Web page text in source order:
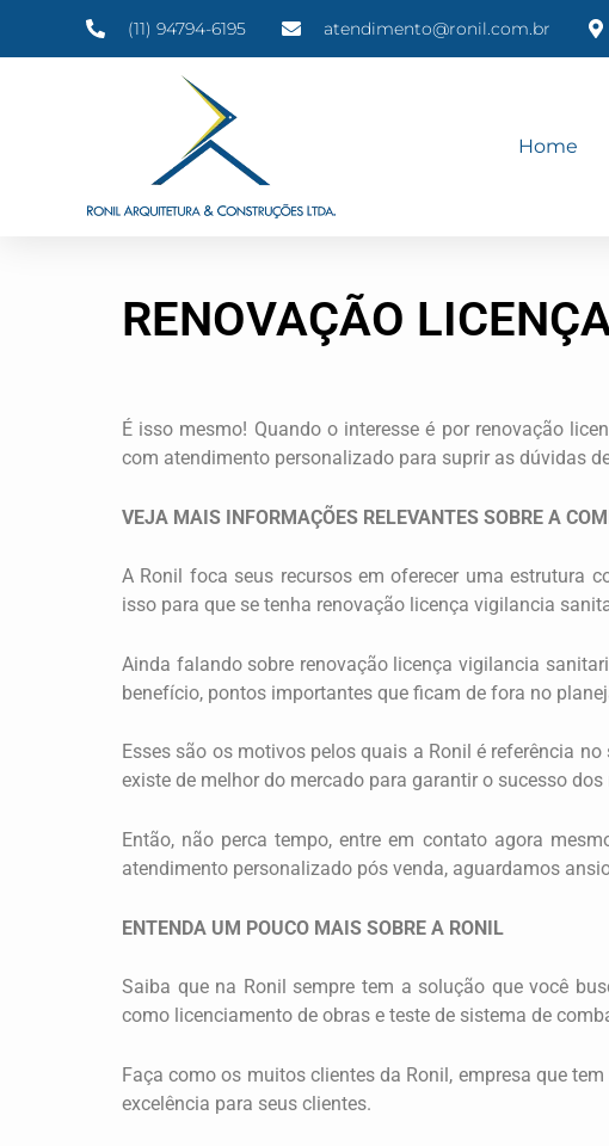
(11) 94794-6195 atendimento@ronil.com.br
Home
RENOVAÇÃO
É isso mesmo! Quando o interesse é por renovação
com atendimento personalizado para suprir as dúvidas
VEJA MAIS INFORMAÇÕES RELEVANTES SOBRE A
A Ronil foca seus recursos em oferecer uma estrutura
isso para que se tenha renovação licença vigilancia
Ainda falando sobre renovação licença vigilancia
benefício, pontos importantes que ficam de fora no
Esses são os motivos pelos quais a Ronil é referência
existe de melhor do mercado para garantir o sucesso
Então, não perca tempo, entre em contato agora
atendimento personalizado pós venda, aguardamos
ENTENDA UM POUCO MAIS SOBRE A RONIL
Saiba que na Ronil sempre tem a solução que você
como licenciamento de obras e teste de sistema de
Faça como os muitos clientes da Ronil, empresa que
excelência para seus clientes.